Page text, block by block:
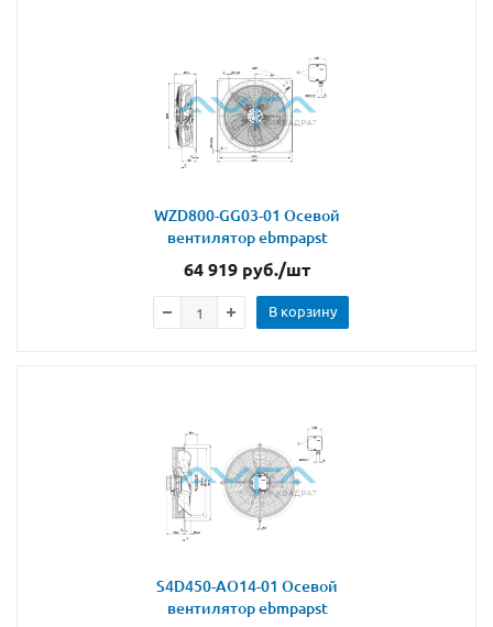
WZD800-GG03-01 Осевой
вентилятор ebmpapst
64 919 руб./шт
В корзину
S4D450-AO14-01 Осевой
вентилятор ebmpapst